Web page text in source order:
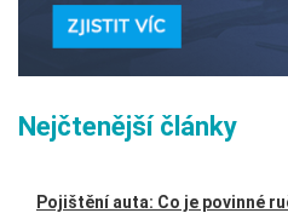
Nejčtenější články
Pojištění auta: Co je povinné